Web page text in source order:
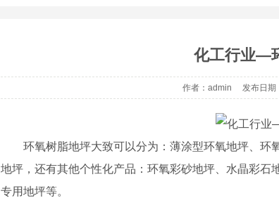
化工行业—
作者：admin 发布日
环氧树脂地坪大致可以分为：薄涂型环氧地坪、环
地坪，还有其他个性化产品：环氧彩砂地坪、水晶彩
专用地坪等。